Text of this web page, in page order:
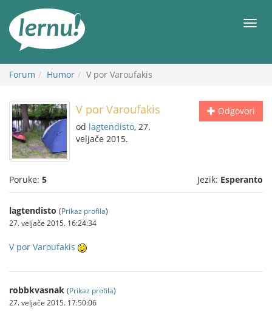
Meni
Forum Humor V por Varoufakis
Odgovori
V por Varoufakis
od lagtendisto, 27.
veljače 2015.
Poruke: 5 Jezik: Esperanto
lagtendisto (Prikaz profila)
27. veljače 2015. 16:24:34
V por Varoufakis
robbkvasnak (Prikaz profila)
27. veljače 2015. 17:50:06